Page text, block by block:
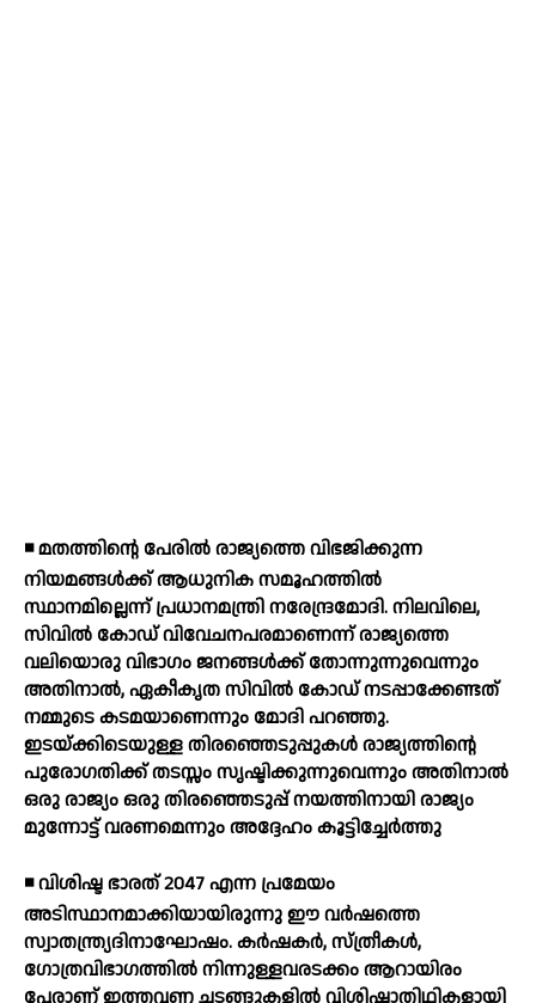
◾ മതത്തിന്റെ പേരില്‍ രാജ്യത്തെ വിഭജിക്കുന്ന
നിയമങ്ങള്‍ക്ക് ആധുനിക സമൂഹത്തില്‍
സ്ഥാനമില്ലെന്ന് പ്രധാനമന്ത്രി നരേന്ദ്രമോദി. നിലവിലെ,
സിവില്‍ കോഡ് വിവേചനപരമാണെന്ന് രാജ്യത്തെ
വലിയൊരു വിഭാഗം ജനങ്ങള്‍ക്ക് തോന്നുന്നുവെന്നും
അതിനാല്‍, ഏകീകൃത സിവില്‍ കോഡ് നടപ്പാക്കേണ്ടത്
നമ്മുടെ കടമയാണെന്നും മോദി പറഞ്ഞു.
ഇടയ്ക്കിടെയുള്ള തിരഞ്ഞെടുപ്പുകള്‍ രാജ്യത്തിന്റെ
പുരോഗതിക്ക് തടസ്സം സൃഷ്ടിക്കുന്നുവെന്നും അതിനാല്‍
ഒരു രാജ്യം ഒരു തിരഞ്ഞെടുപ്പ് നയത്തിനായി രാജ്യം
മുന്നോട്ട് വരണമെന്നും അദ്ദേഹം കൂട്ടിച്ചേര്‍ത്തു
◾ വിശിഷ്ട ഭാരത് 2047 എന്ന പ്രമേയം
അടിസ്ഥാനമാക്കിയായിരുന്നു ഈ വര്‍ഷത്തെ
സ്വാതന്ത്ര്യദിനാഘോഷം. കര്‍ഷകര്‍, സ്ത്രീകള്‍,
ഗോത്രവിഭാഗത്തില്‍ നിന്നുള്ളവരടക്കം ആറായിരം